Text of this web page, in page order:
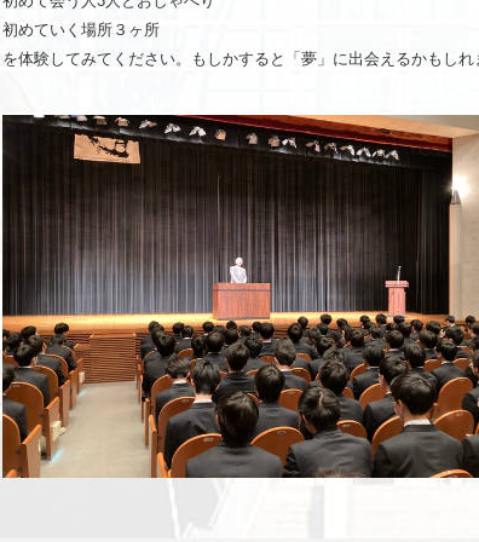
初めていく場所３ヶ所
を体験してみてください。もしかすると「夢」に出会えるかもしれ